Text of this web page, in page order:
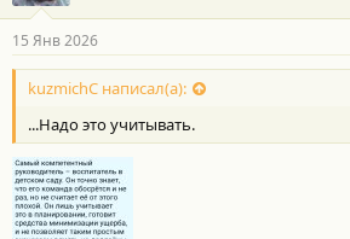
15 Янв 2026
kuzmichC написал(а):
...Надо это учитывать.